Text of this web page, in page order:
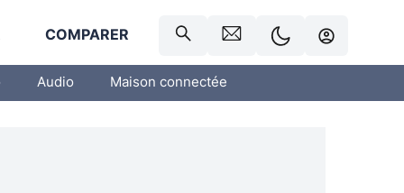
COMPARER
Audio Maison connectée